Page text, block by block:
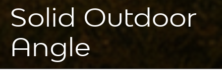
Solid Outdoor
Angle